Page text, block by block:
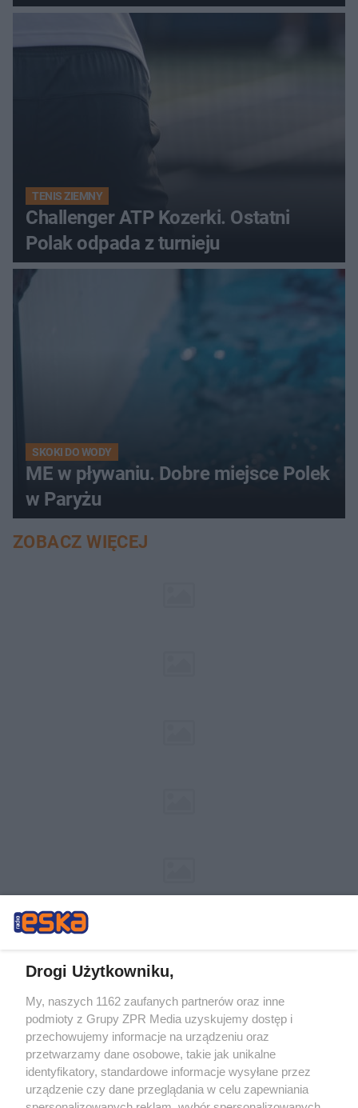
TENIS ZIEMNY
Challenger ATP Kozerki. Ostatni
Polak odpada z turnieju
SKOKI DO WODY
ME w pływaniu. Dobre miejsce Polek
w Paryżu
ZOBACZ WIĘCEJ
Żaden utwór zamieszczony w serwisie nie może być powielany i
rozpowszechniany lub dalej rozpowszechniany w jakikolwiek sposób (w
tym także elektroniczny lub mechaniczny) na jakimkolwiek polu
eksploatacji w jakiejkolwiek formie, włącznie z umieszczaniem w Internecie
bez pisemnej zgody właściciela praw. Jakiekolwiek użycie lub
wykorzystanie utworów w całości lub w części z naruszeniem prawa, tzn.
bez właściwej zgody, jest zabronione pod groźbą kary i może być ścigane
prawnie.
Drogi Użytkowniku,
My, naszych 1162 zaufanych partnerów oraz inne
podmioty z Grupy ZPR Media uzyskujemy dostęp i
przechowujemy informacje na urządzeniu oraz
przetwarzamy dane osobowe, takie jak unikalne
identyfikatory, standardowe informacje wysyłane przez
urządzenie czy dane przeglądania w celu zapewniania